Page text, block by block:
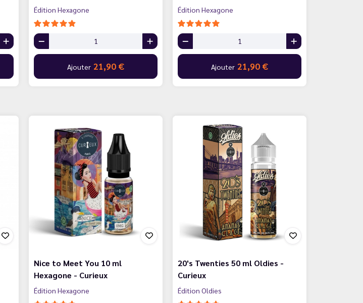
Édition Hexagone
Ajouter 21,90 €
Édition Hexagone
Ajouter 21,90 €
Nice to Meet You 10 ml
Hexagone - Curieux
Édition Hexagone
20's Twenties 50 ml Oldies -
Curieux
Édition Oldies